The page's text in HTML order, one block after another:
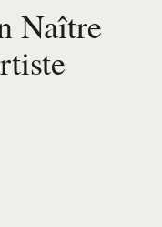
Naître